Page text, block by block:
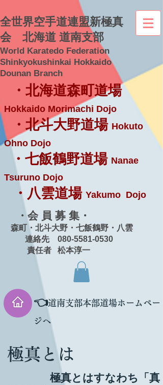
全世界空手道連盟新極真
会 北海道 道南支部
World Karatedo Federation
Shinkyokushinkai Hokkaido
Dounan Branch
・北海道森町道場
Hokkaido Morimachi Dojo
・北斗大野道場 Hokuto
Ohno Dojo
・七飯鶴野道場 Nanae
Tsuruno Dojo
・八雲道場 Yakumo Dojo
・会 員 募 集・
森町・北斗大野・七飯鶴野・八雲
連絡先 080-5581-0530
責任者 松本淳一
👈道南支部本部道場ホームペー
ジへ
極真とは
極真とはすなわち「真